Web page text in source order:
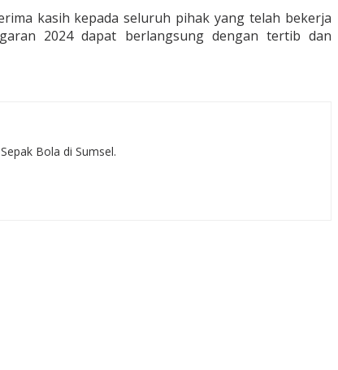
kasih kepada seluruh pihak yang telah bekerja
2024 dapat berlangsung dengan tertib dan
Bola di Sumsel.